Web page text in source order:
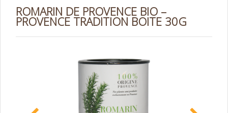
ROMARIN DE PROVENCE BIO –
PROVENCE TRADITION BOITE 30G